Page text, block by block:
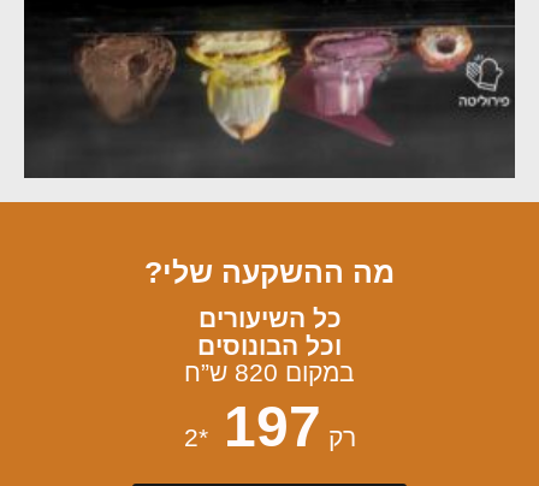
מה ההשקעה שלי?
כל השיעורים
וכל הבונוסים
במקום 820 ש”ח
רק 197
*2